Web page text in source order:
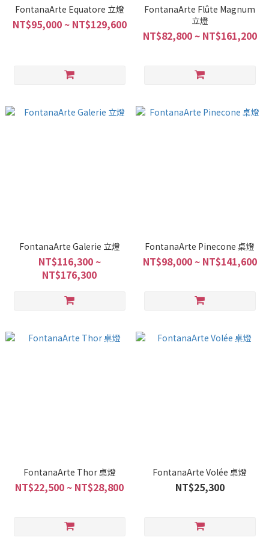
FontanaArte Equatore 立燈
NT$95,000 ~ NT$129,600
FontanaArte Flûte Magnum
立燈
NT$82,800 ~ NT$161,200
FontanaArte Galerie 立燈
NT$116,300 ~
NT$176,300
FontanaArte Pinecone 桌燈
NT$98,000 ~ NT$141,600
FontanaArte Thor 桌燈
NT$22,500 ~ NT$28,800
FontanaArte Volée 桌燈
NT$25,300